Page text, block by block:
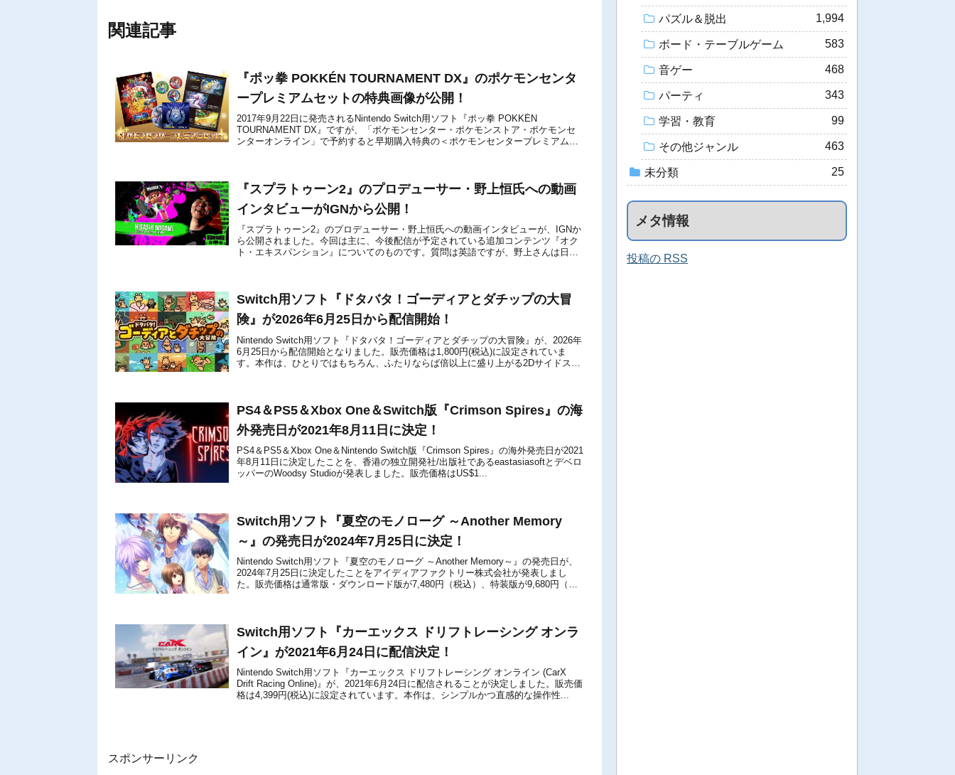
関連記事
『ポッ拳 POKKÉN TOURNAMENT DX』のポケモンセンタ
ープレミアムセットの特典画像が公開！
2017年9月22日に発売されるNintendo Switch用ソフト『ポッ拳 POKKÉN
TOURNAMENT DX』ですが、「ポケモンセンター・ポケモンストア・ポケモンセ
ンターオンライン」で予約すると早期購入特典の＜ポケモンセンタープレミアムセ
『スプラトゥーン2』のプロデューサー・野上恒氏への動画
インタビューがIGNから公開！
『スプラトゥーン2』のプロデューサー・野上恒氏への動画インタビューが、IGNか
ら公開されました。今回は主に、今後配信が予定されている追加コンテンツ『オク
ト・エキスパンション』についてのものです。質問は英語ですが、野上さんは日本
Switch用ソフト『ドタバタ！ゴーディアとダチップの大冒
険』が2026年6月25日から配信開始！
Nintendo Switch用ソフト『ドタバタ！ゴーディアとダチップの大冒険』が、2026年
6月25日から配信開始となりました。販売価格は1,800円(税込)に設定されていま
す。本作は、ひとりではもちろん、ふたりならば倍以上に盛り上がる2Dサイドスク
PS4＆PS5＆Xbox One＆Switch版『Crimson Spires』の海
外発売日が2021年8月11日に決定！
PS4＆PS5＆Xbox One＆Nintendo Switch版『Crimson Spires』の海外発売日が2021
年8月11日に決定したことを、香港の独立開発社/出版社であるeastasiasoftとデベロ
ッパーのWoodsy Studioが発表しました。販売価格はUS$1...
Switch用ソフト『夏空のモノローグ ～Another Memory
～』の発売日が2024年7月25日に決定！
Nintendo Switch用ソフト『夏空のモノローグ ～Another Memory～』の発売日が、
2024年7月25日に決定したことをアイディアファクトリー株式会社が発表しまし
た。販売価格は通常版・ダウンロード版が7,480円（税込）、特装版が9,680円（税
Switch用ソフト『カーエックス ドリフトレーシング オンラ
イン』が2021年6月24日に配信決定！
Nintendo Switch用ソフト『カーエックス ドリフトレーシング オンライン (CarX
Drift Racing Online)』が、2021年6月24日に配信されることが決定しました。販売価
格は4,399円(税込)に設定されています。本作は、シンプルかつ直感的な操作性...
スポンサーリンク
パズル＆脱出 1,994
ボード・テーブルゲーム 583
音ゲー 468
パーティ 343
学習・教育 99
その他ジャンル 463
未分類 25
メタ情報
投稿の RSS